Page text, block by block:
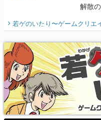
解散
『少
り】
若ゲのいたり〜ゲームクリエ